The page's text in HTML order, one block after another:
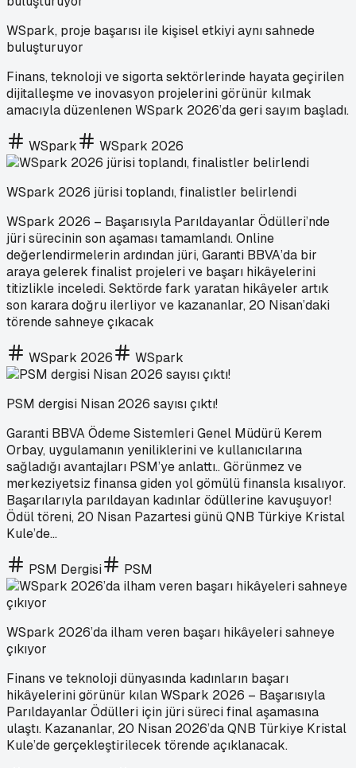
WSpark, proje başarısı ile kişisel etkiyi aynı sahnede
buluşturuyor
Finans, teknoloji ve sigorta sektörlerinde hayata geçirilen
dijitalleşme ve inovasyon projelerini görünür kılmak
amacıyla düzenlenen WSpark 2026’da geri sayım başladı.
WSpark WSpark 2026
WSpark 2026 jürisi toplandı, finalistler belirlendi
WSpark 2026 – Başarısıyla Parıldayanlar Ödülleri’nde
jüri sürecinin son aşaması tamamlandı. Online
değerlendirmelerin ardından jüri, Garanti BBVA’da bir
araya gelerek finalist projeleri ve başarı hikâyelerini
titizlikle inceledi. Sektörde fark yaratan hikâyeler artık
son karara doğru ilerliyor ve kazananlar, 20 Nisan’daki
törende sahneye çıkacak
WSpark 2026 WSpark
PSM dergisi Nisan 2026 sayısı çıktı!
Garanti BBVA Ödeme Sistemleri Genel Müdürü Kerem
Orbay, uygulamanın yeniliklerini ve kullanıcılarına
sağladığı avantajları PSM’ye anlattı.. Görünmez ve
merkeziyetsiz finansa giden yol gömülü finansla kısalıyor.
⁠Başarılarıyla parıldayan kadınlar ödüllerine kavuşuyor!
Ödül töreni, 20 Nisan Pazartesi günü QNB Türkiye Kristal
Kule’de...
PSM Dergisi PSM
WSpark 2026’da ilham veren başarı hikâyeleri sahneye
çıkıyor
Finans ve teknoloji dünyasında kadınların başarı
hikâyelerini görünür kılan WSpark 2026 – Başarısıyla
Parıldayanlar Ödülleri için jüri süreci final aşamasına
ulaştı. Kazananlar, 20 Nisan 2026’da QNB Türkiye Kristal
Kule’de gerçekleştirilecek törende açıklanacak.